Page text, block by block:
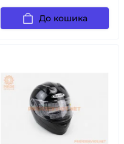
До кошика